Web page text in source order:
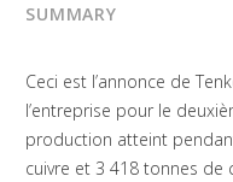
SUMMARY
Ceci est l’annonce de
l’entreprise pour le
production atteint
cuivre et 3 418 tonnes de